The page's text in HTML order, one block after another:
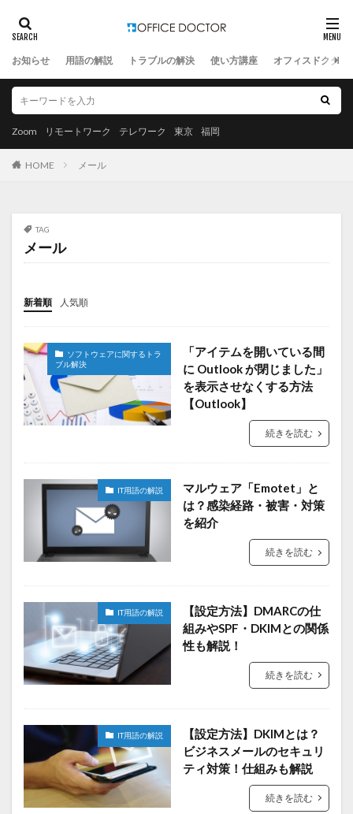
お知らせ 用語の解説 トラブルの解決 使い方講座 オフィスドクター
Zoom リモートワーク テレワーク 東京 福岡
HOME メール
TAG
メール
新着順 人気順
ソフトウェアに関するトラ
ブル解決
「アイテムを開いている間
に Outlook が閉じました」
を表示させなくする方法
【Outlook】
続きを読む
IT用語の解説
マルウェア「Emotet」と
は？感染経路・被害・対策
を紹介
続きを読む
IT用語の解説
【設定方法】DMARCの仕
組みやSPF・DKIMとの関係
性も解説！
続きを読む
IT用語の解説
【設定方法】DKIMとは？
ビジネスメールのセキュリ
ティ対策！仕組みも解説
続きを読む